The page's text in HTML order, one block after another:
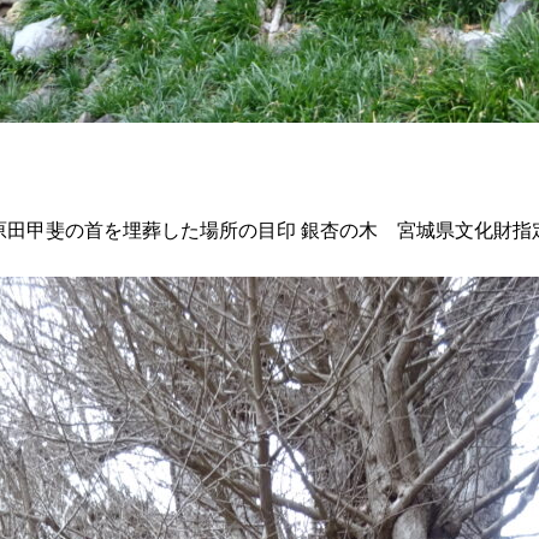
田甲斐の首を埋葬した場所の目印 銀杏の木 宮城県文化財指